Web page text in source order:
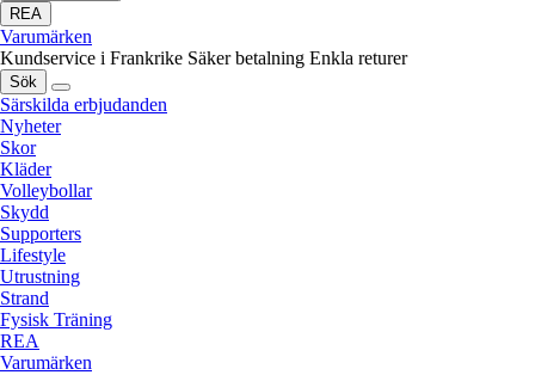
REA
Varumärken
Kundservice i Frankrike Säker betalning Enkla returer
Sök
Särskilda erbjudanden
Nyheter
Skor
Kläder
Volleybollar
Skydd
Supporters
Lifestyle
Utrustning
Strand
Fysisk Träning
REA
Varumärken